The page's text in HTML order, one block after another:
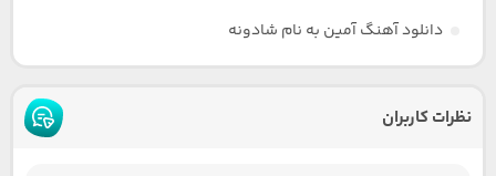
دانلود آهنگ آمین به نام شادونه
نظرات کاربران